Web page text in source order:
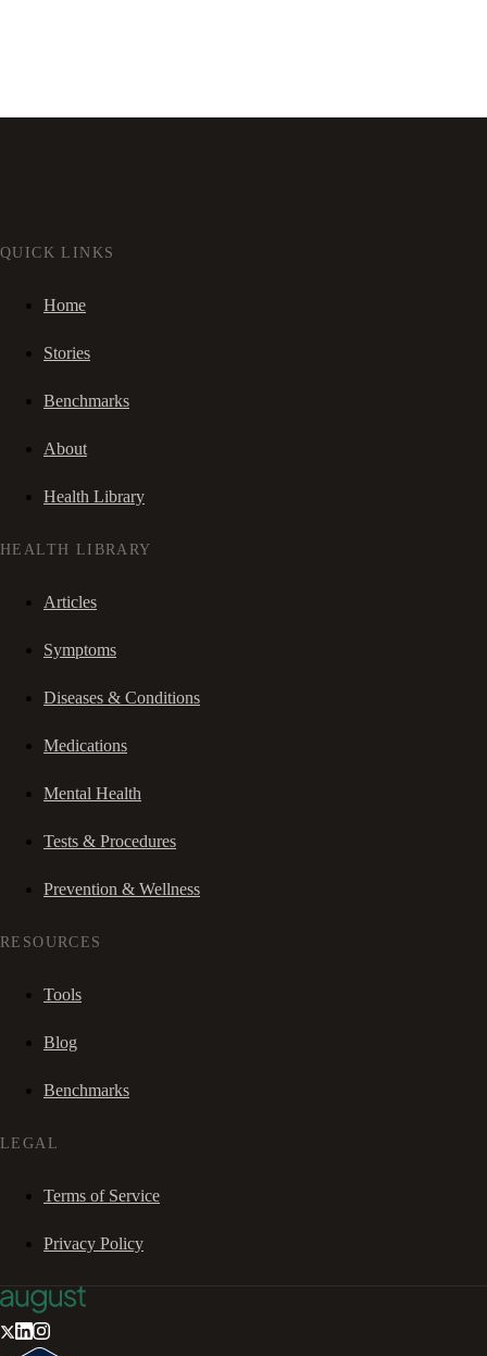
QUICK LINKS
Home
Stories
Benchmarks
About
Health Library
HEALTH LIBRARY
Articles
Symptoms
Diseases & Conditions
Medications
Mental Health
Tests & Procedures
Prevention & Wellness
RESOURCES
Tools
Blog
Benchmarks
LEGAL
Terms of Service
Privacy Policy